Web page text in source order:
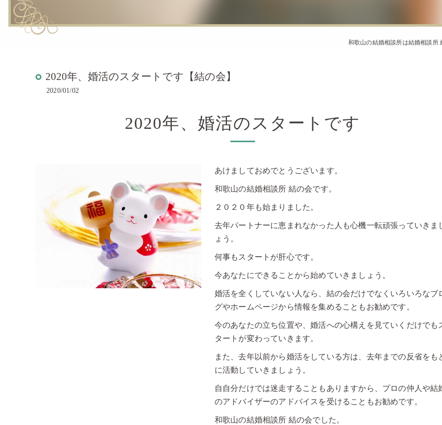
和歌山の結婚相談所は結婚相談所
2020年、婚活のスタートです【結の会】
2020/01/02
2020年、婚活のスタートです
あけましておめでとうございます。
和歌山の結婚相談所 結の会です。
２０２０年も始まりました。
去年パートナーに恵まれなかった人も心機一転頑張っていきま
ょう。
何事もスタートが肝心です。
今あなたにできることから始めていきましょう。
婚活を全くしていない人なら、結の会だけでなくいろいろなブ
グやホームページから情報を集めることもお勧めです。
今のあなたの立ち位置や、婚活への心構えを見ていくだけでも
タートが変わっていきます。
また、去年以前から婚活をしている方は、去年までの反省をも
に活動していきましょう。
自自分だけでは迷走することもありますから、プロの仲人や結
のアドバイザーのアドバイスを受けることもお勧めです。
和歌山の結婚相談所 結の会でした。